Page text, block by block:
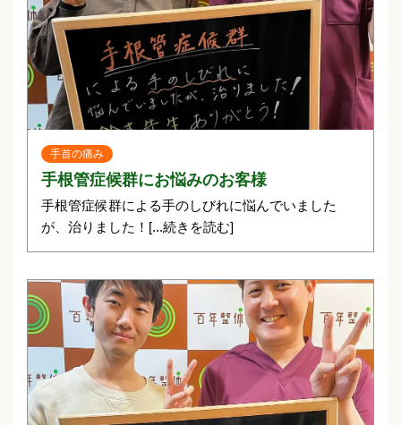
手首の痛み
手根管症候群にお悩みのお客様
手根管症候群による手のしびれに悩んでいました
が、治りました！ [...続きを読む]